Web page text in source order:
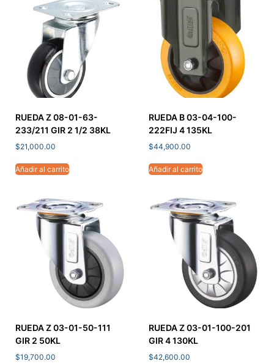
RUEDA Z 08-01-63-
233/211 GIR 2 1/2 38KL
$21,000.00
Añadir al carrito
RUEDA B 03-04-100-
222FIJ 4 135KL
$44,900.00
Añadir al carrito
RUEDA Z 03-01-50-111
GIR 2 50KL
$19,700.00
RUEDA Z 03-01-100-201
GIR 4 130KL
$42,600.00